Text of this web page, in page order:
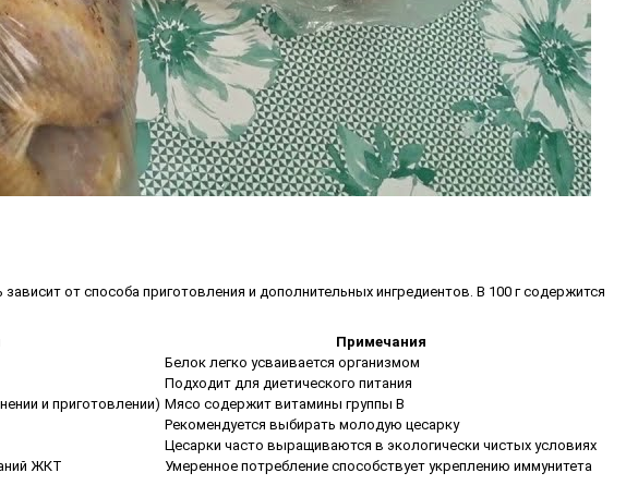
от способа приготовления и дополнительных ингредиентов. В 100 г содержится
Примечания
Белок легко усваивается организмом
Подходит для диетического питания
и приготовлении) Мясо содержит витамины группы В
Рекомендуется выбирать молодую цесарку
Цесарки часто выращиваются в экологически чистых условиях
ЖКТ Умеренное потребление способствует укреплению иммунитета